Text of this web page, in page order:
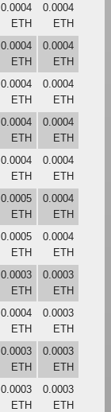
0.0004
ETH
0.0004
ETH
0.0004
ETH
0.0004
ETH
0.0004
ETH
0.0004
ETH
0.0004
ETH
0.0004
ETH
0.0004
ETH
0.0004
ETH
0.0005
ETH
0.0004
ETH
0.0005
ETH
0.0004
ETH
0.0003
ETH
0.0003
ETH
0.0004
ETH
0.0003
ETH
0.0003
ETH
0.0003
ETH
0.0003
ETH
0.0003
ETH